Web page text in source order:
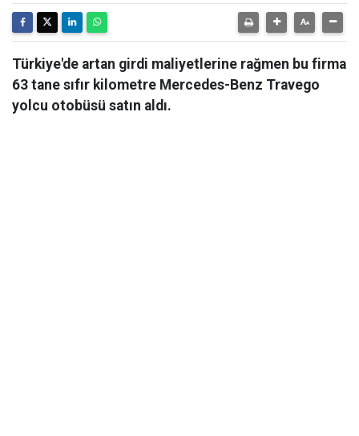
Türkiye'de artan girdi maliyetlerine rağmen bu firma
63 tane sıfır kilometre Mercedes-Benz Travego
yolcu otobüsü satın aldı.